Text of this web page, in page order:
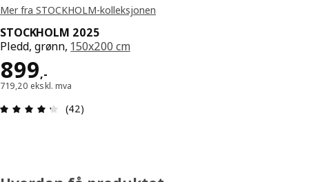
Mer fra STOCKHOLM-kolleksjonen
STOCKHOLM 2025
Pledd, grønn, 150x200 cm
899,-
Pris 899,-
719,20 ekskl. mva
Produktomtale: 4.3 ingen kundevurdering 5
(42)